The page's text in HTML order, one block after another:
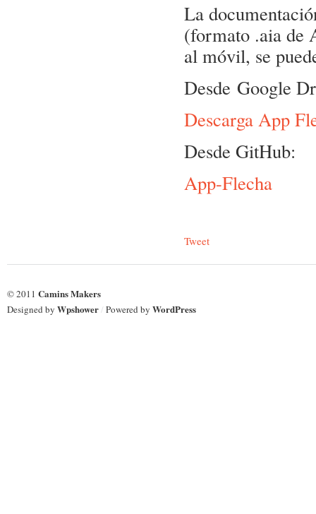
La
(formato .aia de
al móvil, se
Desde Google
Descarga App
Desde GitHub:
App-Flecha
Tweet
© 2011 Camins Makers
Designed by Wpshower/ Powered by WordPress